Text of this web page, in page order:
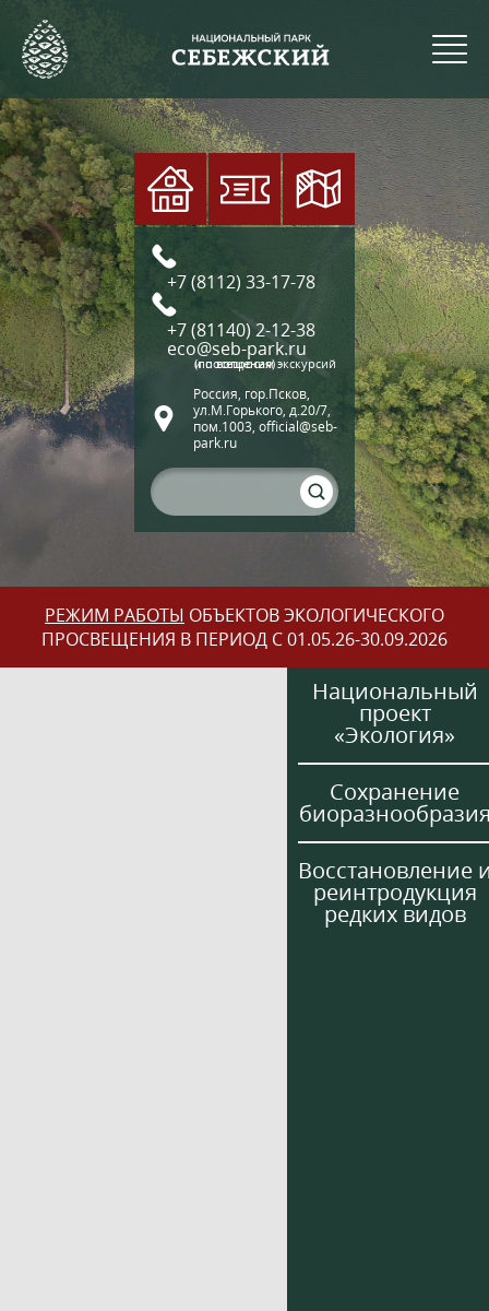
+7 (8112) 33-17-78
+7 (81140) 2-12-38
eco@seb-park.ru
(по вопросам экскурсий и посещения)
Россия, гор.Псков,
ул.М.Горького, д.20/7,
пом.1003, official@seb-
park.ru
РЕЖИМ РАБОТЫ ОБЪЕКТОВ ЭКОЛОГИЧЕСКОГО
ПРОСВЕЩЕНИЯ В ПЕРИОД С 01.05.26-30.09.2026
Национальный
проект
«Экология»
Сохранение
Восстановление
реинтродукция
редких видов